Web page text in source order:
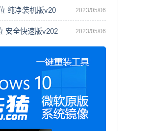
纯净装机版v20 2023/05/06
安全快速版v202 2023/05/06